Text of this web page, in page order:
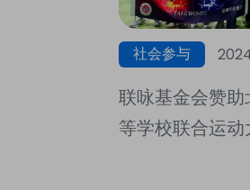
社会参与
联咏基金会赞助
等学校联合运